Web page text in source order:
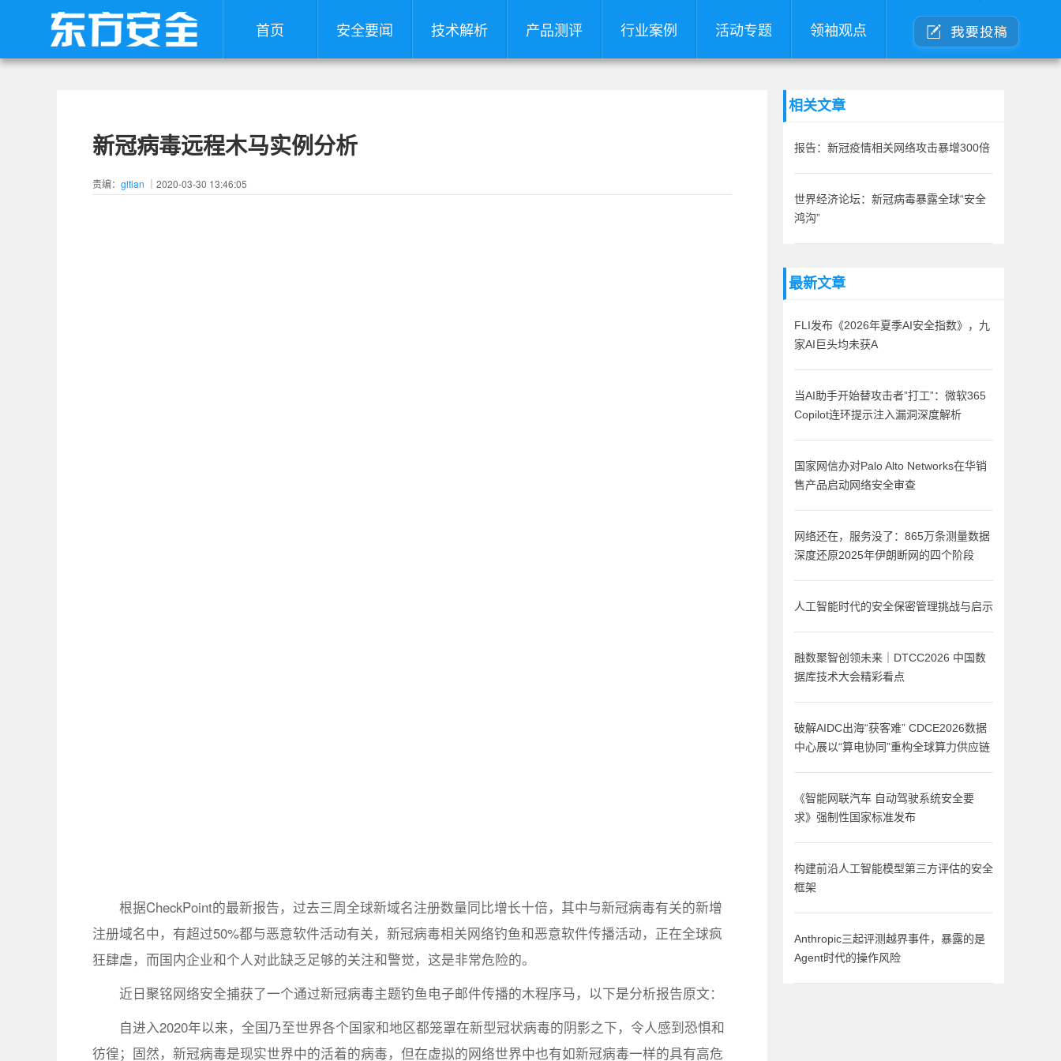
首页 安全要闻 技术解析 产品测评 行业案例 活动专题 领袖观点
新冠病毒远程木马实例分析
责编： gltian ｜2020-03-30 13:46:05
根据CheckPoint的最新报告，过去三周全球新域名注册数量同比增长十倍，其中与新冠病毒有关的新增
注册域名中，有超过50%都与恶意软件活动有关，新冠病毒相关网络钓鱼和恶意软件传播活动，正在全球疯
狂肆虐，而国内企业和个人对此缺乏足够的关注和警觉，这是非常危险的。
近日聚铭网络安全捕获了一个通过新冠病毒主题钓鱼电子邮件传播的木程序马，以下是分析报告原文：
自进入2020年以来，全国乃至世界各个国家和地区都笼罩在新型冠状病毒的阴影之下，令人感到恐惧和
彷徨；固然，新冠病毒是现实世界中的活着的病毒，但在虚拟的网络世界中也有如新冠病毒一样的具有高危
相关文章
报告：新冠疫情相关网络攻击暴增300倍
世界经济论坛：新冠病毒暴露全球“安全
鸿沟”
最新文章
FLI发布《2026年夏季AI安全指数》，九
家AI巨头均未获A
当AI助手开始替攻击者”打工”：微软365
Copilot连环提示注入漏洞深度解析
国家网信办对Palo Alto Networks在华销
售产品启动网络安全审查
网络还在，服务没了：865万条测量数据
深度还原2025年伊朗断网的四个阶段
人工智能时代的安全保密管理挑战与启示
融数聚智创领未来｜DTCC2026 中国数
据库技术大会精彩看点
破解AIDC出海“获客难” CDCE2026数据
中心展以“算电协同”重构全球算力供应链
《智能网联汽车 自动驾驶系统安全要
求》强制性国家标准发布
构建前沿人工智能模型第三方评估的安全
框架
Anthropic三起评测越界事件，暴露的是
Agent时代的操作风险